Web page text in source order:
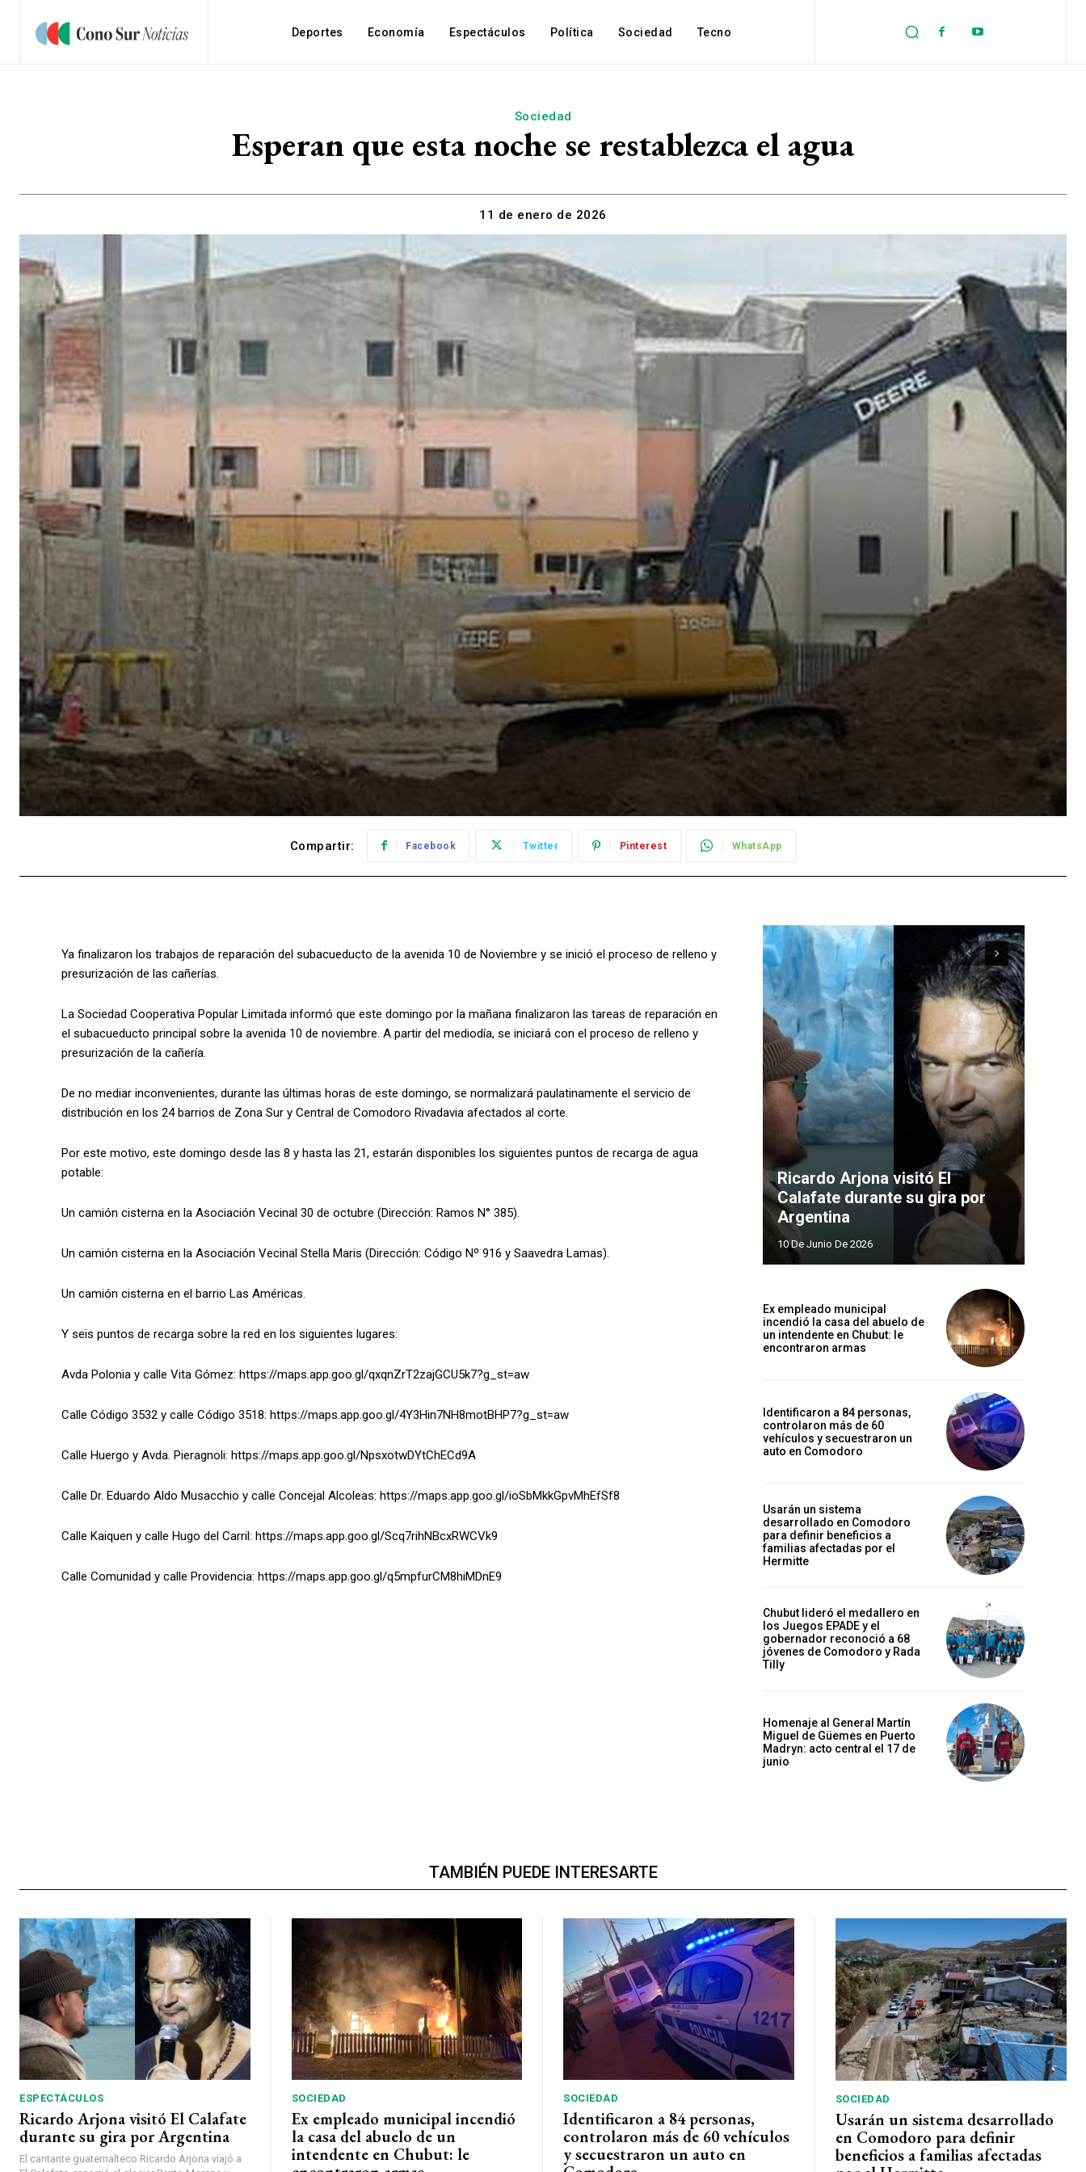
Deportes Economía Espectáculos Política Sociedad Tecno
Sociedad
Esperan que esta noche se restablezca el agua
11 de enero de 2026
Compartir: Facebook Twitter Pinterest WhatsApp
Ya finalizaron los trabajos de reparación del subacueducto de la avenida 10 de Noviembre y se inició el proceso de relleno y
presurización de las cañerías.
La Sociedad Cooperativa Popular Limitada informó que este domingo por la mañana finalizaron las tareas de reparación en
el subacueducto principal sobre la avenida 10 de noviembre. A partir del mediodía, se iniciará con el proceso de relleno y
presurización de la cañería.
De no mediar inconvenientes, durante las últimas horas de este domingo, se normalizará paulatinamente el servicio de
distribución en los 24 barrios de Zona Sur y Central de Comodoro Rivadavia afectados al corte.
Por este motivo, este domingo desde las 8 y hasta las 21, estarán disponibles los siguientes puntos de recarga de agua
potable:
Un camión cisterna en la Asociación Vecinal 30 de octubre (Dirección: Ramos N° 385).
Un camión cisterna en la Asociación Vecinal Stella Maris (Dirección: Código Nº 916 y Saavedra Lamas).
Un camión cisterna en el barrio Las Américas.
Y seis puntos de recarga sobre la red en los siguientes lugares:
Avda Polonia y calle Vita Gómez: https://maps.app.goo.gl/qxqnZrT2zajGCU5k7?g_st=aw
Calle Código 3532 y calle Código 3518: https://maps.app.goo.gl/4Y3Hin7NH8motBHP7?g_st=aw
Calle Huergo y Avda. Pieragnoli: https://maps.app.goo.gl/NpsxotwDYtChECd9A
Calle Dr. Eduardo Aldo Musacchio y calle Concejal Alcoleas: https://maps.app.goo.gl/ioSbMkkGpvMhEfSf8
Calle Kaiquen y calle Hugo del Carril: https://maps.app.goo.gl/Scq7rihNBcxRWCVk9
Calle Comunidad y calle Providencia: https://maps.app.goo.gl/q5mpfurCM8hiMDnE9
Ricardo Arjona visitó El
Calafate durante su gira por
Argentina
10 De Junio De 2026
Ex empleado municipal
incendió la casa del abuelo de
un intendente en Chubut: le
encontraron armas
Identificaron a 84 personas,
controlaron más de 60
vehículos y secuestraron un
auto en Comodoro
Usarán un sistema
desarrollado en Comodoro
para definir beneficios a
familias afectadas por el
Hermitte
Chubut lideró el medallero en
los Juegos EPADE y el
gobernador reconoció a 68
jóvenes de Comodoro y Rada
Tilly
Homenaje al General Martín
Miguel de Güemes en Puerto
Madryn: acto central el 17 de
junio
TAMBIÉN PUEDE INTERESARTE
ESPECTÁCULOS
Ricardo Arjona visitó El Calafate
durante su gira por Argentina
El cantante guatemalteco Ricardo Arjona viajó a
SOCIEDAD
Ex empleado municipal incendió
la casa del abuelo de un
intendente en Chubut: le
SOCIEDAD
Identificaron a 84 personas,
controlaron más de 60 vehículos
y secuestraron un auto en
SOCIEDAD
Usarán un sistema desarrollado
en Comodoro para definir
beneficios a familias afectadas